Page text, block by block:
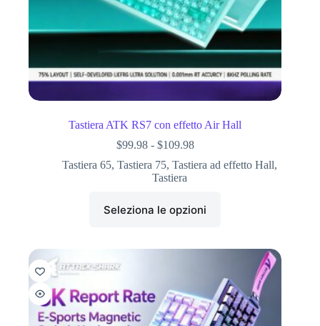
Tastiera ATK RS7 con effetto Air Hall
$99.98 - $109.98
Tastiera 65, Tastiera 75, Tastiera ad effetto Hall,
Tastiera
Seleziona le opzioni